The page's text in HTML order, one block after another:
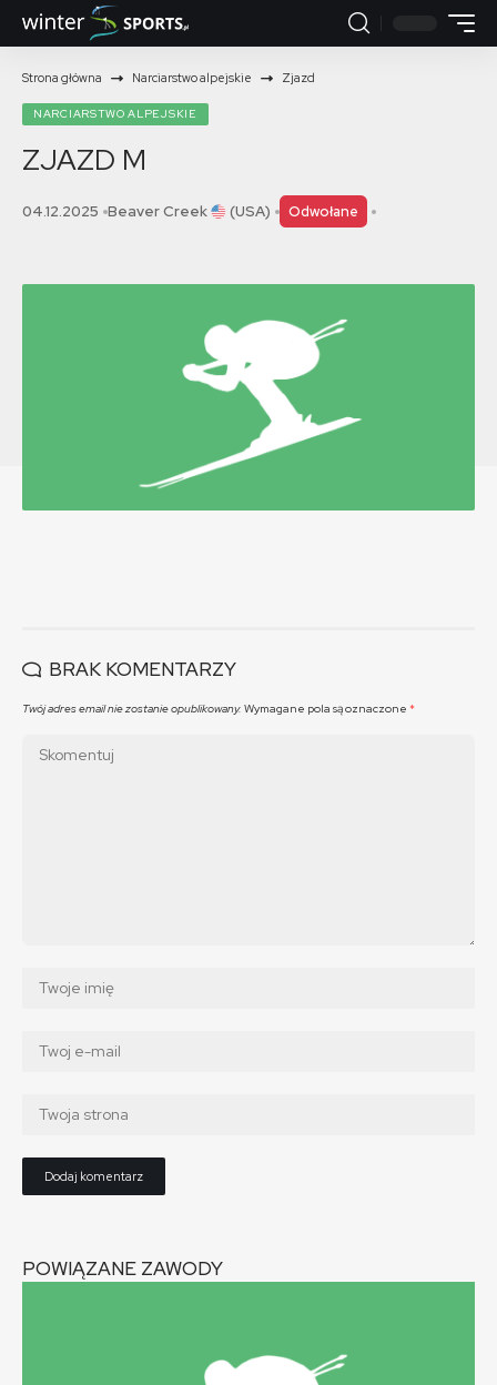
Strona główna Narciarstwo alpejskie Zjazd
NARCIARSTWO ALPEJSKIE
ZJAZD M
04.12.2025 Beaver Creek (USA) Odwołane
BRAK KOMENTARZY
Twój adres email nie zostanie opublikowany. Wymagane pola są oznaczone *
POWIĄZANE ZAWODY